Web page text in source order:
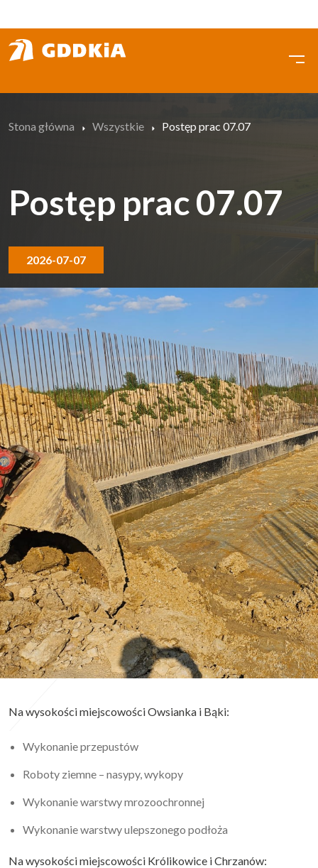
do
treści
Stona główna Wszystkie Postęp prac 07.07
Postęp prac 07.07
2026-07-07
Na wysokości miejscowości Owsianka i Bąki:
Wykonanie przepustów
Roboty ziemne – nasypy, wykopy
Wykonanie warstwy mrozoochronnej
Wykonanie warstwy ulepszonego podłoża
Na wysokości miejscowości Królikowice i Chrzanów: